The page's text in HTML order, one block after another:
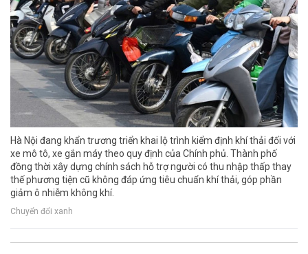
Hà Nội đang khẩn trương triển khai lộ trình kiểm định khí thải đối với
xe mô tô, xe gắn máy theo quy định của Chính phủ. Thành phố
đồng thời xây dựng chính sách hỗ trợ người có thu nhập thấp thay
thế phương tiện cũ không đáp ứng tiêu chuẩn khí thải, góp phần
giảm ô nhiễm không khí.
Chuyển đổi xanh